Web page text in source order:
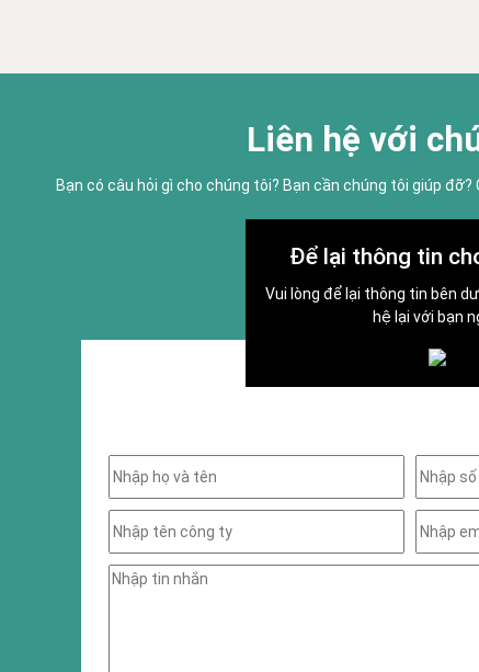
Liên hệ với
Bạn có câu hỏi gì cho chúng tôi? Bạn cần chúng tôi giúp
Để lại thông tin
Vui lòng để lại thông tin bên
hệ lại với bạn